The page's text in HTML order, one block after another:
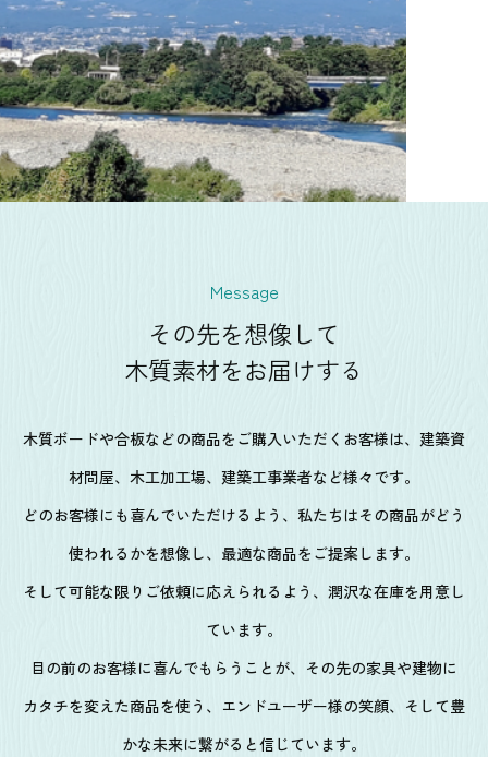
Message
その先を想像して
木質素材をお届けする
木質ボードや合板などの商品をご購入いただくお客様は、建築資
材問屋、木工加工場、建築工事業者など様々です。
どのお客様にも喜んでいただけるよう、私たちはその商品がどう
使われるかを想像し、最適な商品をご提案します。
そして可能な限りご依頼に応えられるよう、潤沢な在庫を用意し
ています。
目の前のお客様に喜んでもらうことが、その先の家具や建物に
カタチを変えた商品を使う、エンドユーザー様の笑顔、そして豊
かな未来に繋がると信じています。